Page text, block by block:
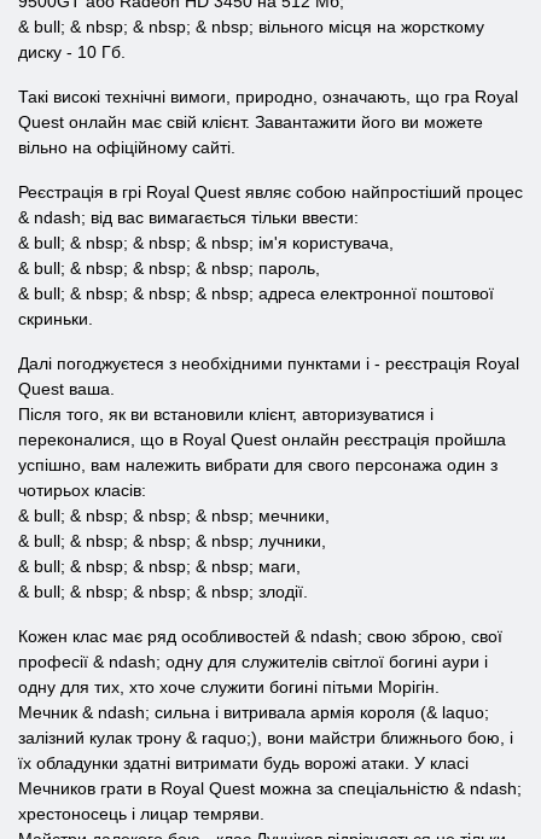
& bull; & nbsp; & nbsp; & nbsp; вільного місця на жорсткому
диску - 10 Гб.
Такі високі технічні вимоги, природно, означають, що гра Royal
Quest онлайн має свій клієнт. Завантажити його ви можете
вільно на офіційному сайті.
Реєстрація в грі Royal Quest являє собою найпростіший процес
& ndash; від вас вимагається тільки ввести:
& bull; & nbsp; & nbsp; & nbsp; ім'я користувача,
& bull; & nbsp; & nbsp; & nbsp; пароль,
& bull; & nbsp; & nbsp; & nbsp; адреса електронної поштової
скриньки.
Далі погоджуєтеся з необхідними пунктами і - реєстрація Royal
Quest ваша.
Після того, як ви встановили клієнт, авторизуватися і
переконалися, що в Royal Quest онлайн реєстрація пройшла
успішно, вам належить вибрати для свого персонажа один з
чотирьох класів:
& bull; & nbsp; & nbsp; & nbsp; мечники,
& bull; & nbsp; & nbsp; & nbsp; лучники,
& bull; & nbsp; & nbsp; & nbsp; маги,
& bull; & nbsp; & nbsp; & nbsp; злодії.
Кожен клас має ряд особливостей & ndash; свою зброю, свої
професії & ndash; одну для служителів світлої богині аури і
одну для тих, хто хоче служити богині пітьми Морігін.
Мечник & ndash; сильна і витривала армія короля (& laquo;
залізний кулак трону & raquo;), вони майстри ближнього бою, і
їх обладунки здатні витримати будь ворожі атаки. У класі
Мечников грати в Royal Quest можна за спеціальністю & ndash;
хрестоносець і лицар темряви.